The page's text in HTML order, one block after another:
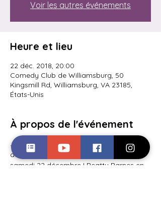
Voir les autres événements
Heure et lieu
22 déc. 2018, 20:00
Comedy Club de Williamsburg, 50
Kingsmill Rd, Williamsburg, VA 23185,
États-Unis
À propos de l'événement
Je serai un invité spécial de ce spectacle
du Comedy Club de Williamsburg ce
samedi 22 décembre ! Beatty Barnes en